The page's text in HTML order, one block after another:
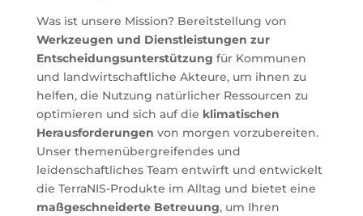
Was ist unsere Mission? Bereitstellung von
Werkzeugen und Dienstleistungen zur
Entscheidungsunterstützung für Kommunen
und landwirtschaftliche Akteure, um ihnen zu
helfen, die Nutzung natürlicher Ressourcen zu
optimieren und sich auf die klimatischen
Herausforderungen von morgen vorzubereiten.
Unser themenübergreifendes und
leidenschaftliches Team entwirft und entwickelt
die TerraNIS-Produkte im Alltag und bietet eine
maßgeschneiderte Betreuung, um Ihren